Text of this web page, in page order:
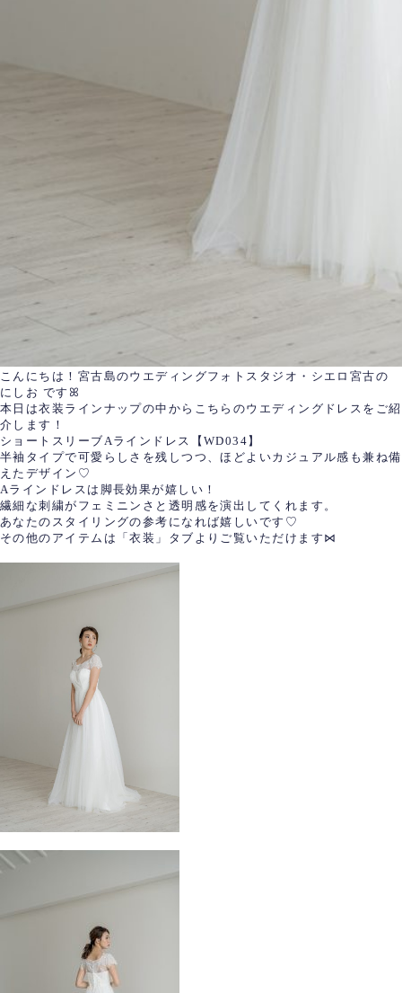
こんにちは！宮古島のウエディングフォトスタジオ・シエロ宮古の
にしお ですꕤ
本日は衣装ラインナップの中からこちらのウエディングドレスをご紹
介します！
ショートスリーブAラインドレス【WD034】
半袖タイプで可愛らしさを残しつつ、ほどよいカジュアル感も兼ね備
えたデザイン♡
Aラインドレスは脚長効果が嬉しい！
繊細な刺繍がフェミニンさと透明感を演出してくれます。
あなたのスタイリングの参考になれば嬉しいです♡
その他のアイテムは「衣装」タブよりご覧いただけます⋈